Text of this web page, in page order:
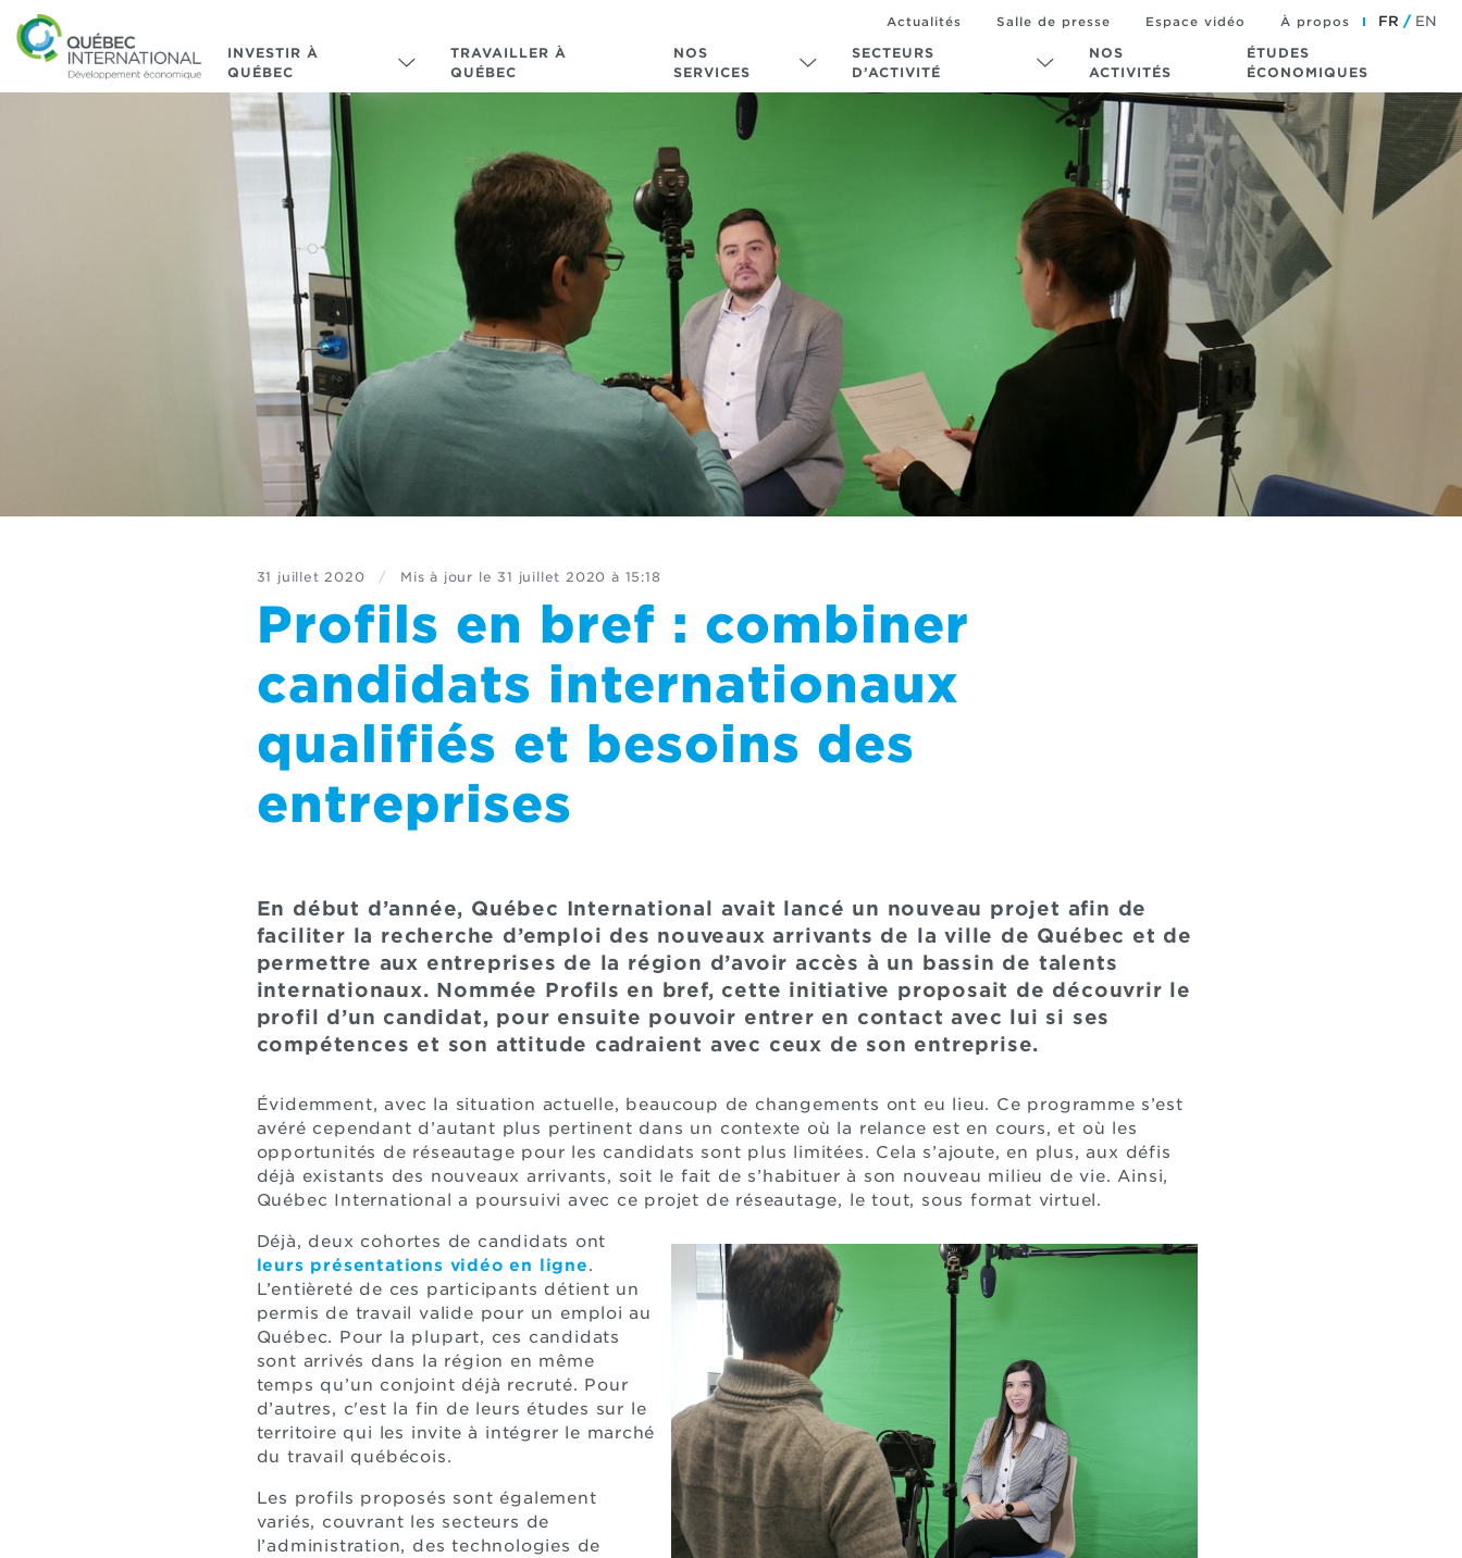
INVESTIR À
QUÉBEC
TRAVAILLER À
QUÉBEC
NOS
SERVICES
SECTEURS
D’ACTIVITÉ
NOS
ACTIVITÉS
ÉTUDES
ÉCONOMIQUES
Actualités Salle de presse Espace vidéo À propos FR EN
31 juillet 2020 / Mis à jour le 31 juillet 2020 à 15:18
Profils en bref : combiner
candidats internationaux
qualifiés et besoins des
entreprises
En début d’année, Québec International avait lancé un nouveau projet afin de
faciliter la recherche d’emploi des nouveaux arrivants de la ville de Québec et de
permettre aux entreprises de la région d’avoir accès à un bassin de talents
internationaux. Nommée Profils en bref, cette initiative proposait de découvrir le
profil d’un candidat, pour ensuite pouvoir entrer en contact avec lui si ses
compétences et son attitude cadraient avec ceux de son entreprise.
Évidemment, avec la situation actuelle, beaucoup de changements ont eu lieu. Ce programme s’est
avéré cependant d’autant plus pertinent dans un contexte où la relance est en cours, et où les
opportunités de réseautage pour les candidats sont plus limitées. Cela s’ajoute, en plus, aux défis
déjà existants des nouveaux arrivants, soit le fait de s’habituer à son nouveau milieu de vie. Ainsi,
Québec International a poursuivi avec ce projet de réseautage, le tout, sous format virtuel.
Déjà, deux cohortes de candidats ont
leurs présentations vidéo en ligne.
L’entièreté de ces participants détient un
permis de travail valide pour un emploi au
Québec. Pour la plupart, ces candidats
sont arrivés dans la région en même
temps qu’un conjoint déjà recruté. Pour
d’autres, c'est la fin de leurs études sur le
territoire qui les invite à intégrer le marché
du travail québécois.
Les profils proposés sont également
variés, couvrant les secteurs de
l’administration, des technologies de